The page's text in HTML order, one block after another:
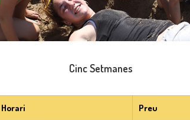
Cinc Setmanes
Horari Preu